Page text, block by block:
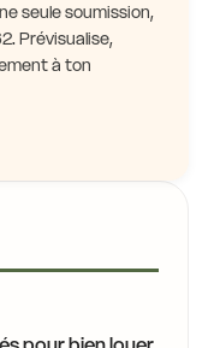
seule soumission,
Prévisualise,
à ton